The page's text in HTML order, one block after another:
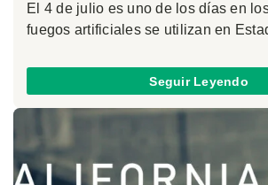
El 4 de julio es uno de los días en
fuegos artificiales se utilizan en
Seguir Leyendo